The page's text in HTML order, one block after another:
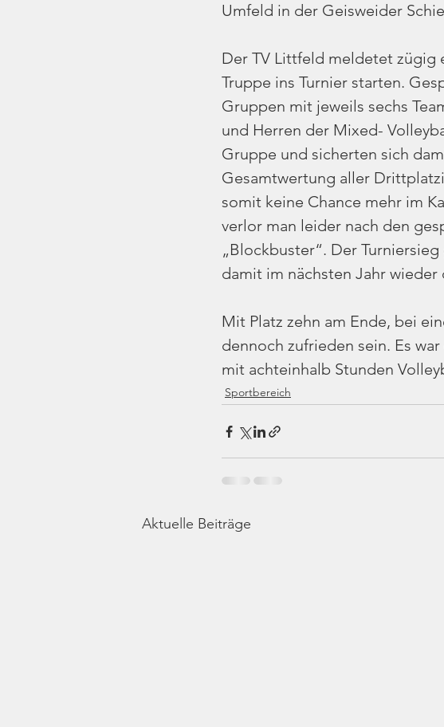
Umfeld in der Geisweider
Der TV Littfeld meldetet zügig
Truppe ins Turnier starten.
Gruppen mit jeweils sechs
und Herren der Mixed-
Gruppe und sicherten sich
Gesamtwertung aller
somit keine Chance mehr im
verlor man leider nach den
„Blockbuster“. Der
damit im nächsten Jahr
Mit Platz zehn am Ende, bei
dennoch zufrieden sein. Es
mit achteinhalb Stunden
Sportbereich
Aktuelle Beiträge